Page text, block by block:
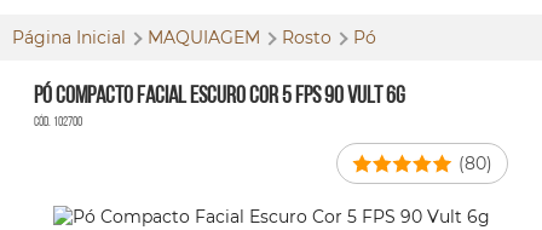
Página Inicial MAQUIAGEM Rosto Pó
Pó Compacto Facial Escuro Cor 5 FPS 90 Vult 6g
Cód. 102700
(80)